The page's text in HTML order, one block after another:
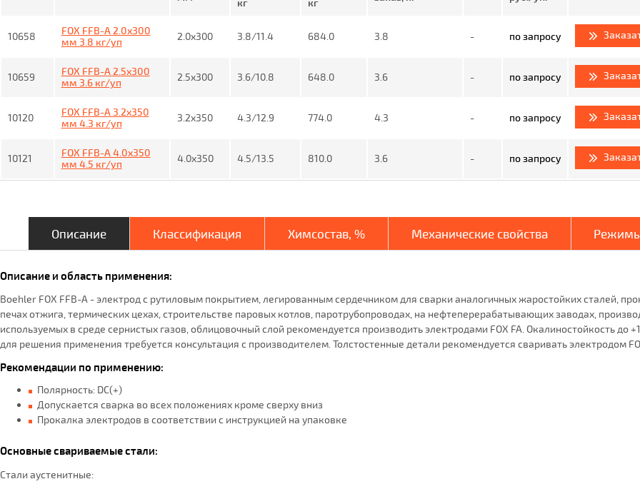
кг
кг
10658
FOX FFB-A 2.0x300
мм 3.8 кг/уп
2.0x300 3.8/11.4 684.0 3.8 - по запросу
10659
FOX FFB-A 2.5x300
мм 3.6 кг/уп
2.5x300 3.6/10.8 648.0 3.6 - по запросу
10120
FOX FFB-A 3.2x350
мм 4.3 кг/уп
3.2x350 4.3/12.9 774.0 4.3 - по запросу
10121
FOX FFB-A 4.0x350
мм 4.5 кг/уп
4.0x350 4.5/13.5 810.0 3.6 - по запросу
Описание Классификация Химсостав, % Механические свойства
Описание и область применения:
Boehler FOX FFB-A - электрод с рутиловым покрытием, легированным сердечником для сварки аналогичных жаростойких сталей,
печах отжига, термических цехах, строительстве паровых котлов, паротрубопроводах, на нефтеперерабатывающих заводах,
используемых в среде сернистых газов, облицовочный слой рекомендуется производить электродами FOX FA. Окалиностойкость до
для решения применения требуется консультация с производителем. Толстостенные детали рекомендуется сваривать электродом
Рекомендации по применению:
Полярность: DC(+)
Допускается сварка во всех положениях кроме сверху вниз
Прокалка электродов в соответствии с инструкцией на упаковке
Основные свариваемые стали:
Стали аустенитные: